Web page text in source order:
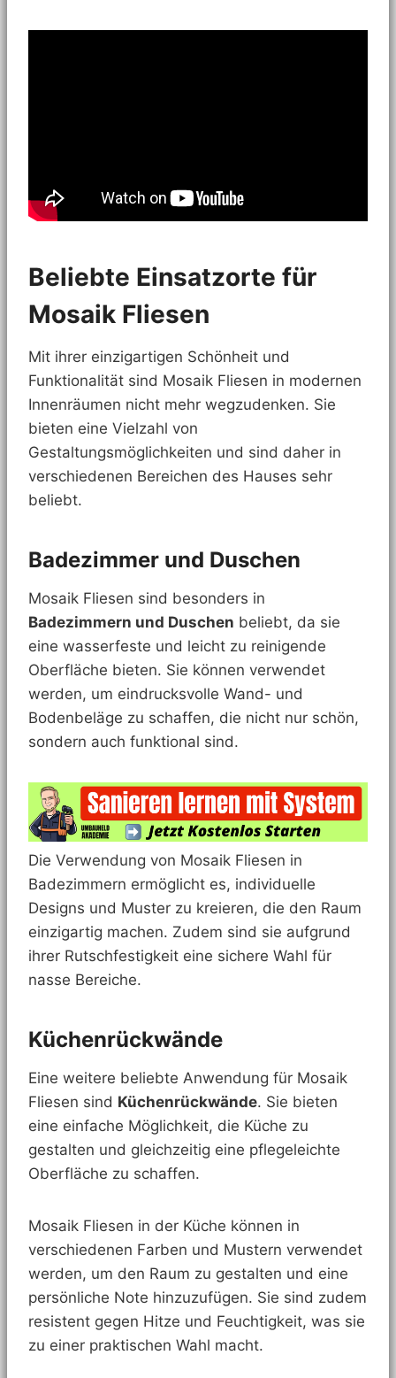
Beliebte Einsatzorte für
Mosaik Fliesen
Mit ihrer einzigartigen Schönheit und
Funktionalität sind Mosaik Fliesen in modernen
Innenräumen nicht mehr wegzudenken. Sie
bieten eine Vielzahl von
Gestaltungsmöglichkeiten und sind daher in
verschiedenen Bereichen des Hauses sehr
beliebt.
Badezimmer und Duschen
Mosaik Fliesen sind besonders in
Badezimmern und Duschen beliebt, da sie
eine wasserfeste und leicht zu reinigende
Oberfläche bieten. Sie können verwendet
werden, um eindrucksvolle Wand- und
Bodenbeläge zu schaffen, die nicht nur schön,
sondern auch funktional sind.
Die Verwendung von Mosaik Fliesen in
Badezimmern ermöglicht es, individuelle
Designs und Muster zu kreieren, die den Raum
einzigartig machen. Zudem sind sie aufgrund
ihrer Rutschfestigkeit eine sichere Wahl für
nasse Bereiche.
Küchenrückwände
Eine weitere beliebte Anwendung für Mosaik
Fliesen sind Küchenrückwände. Sie bieten
eine einfache Möglichkeit, die Küche zu
gestalten und gleichzeitig eine pflegeleichte
Oberfläche zu schaffen.
Mosaik Fliesen in der Küche können in
verschiedenen Farben und Mustern verwendet
werden, um den Raum zu gestalten und eine
persönliche Note hinzuzufügen. Sie sind zudem
resistent gegen Hitze und Feuchtigkeit, was sie
zu einer praktischen Wahl macht.